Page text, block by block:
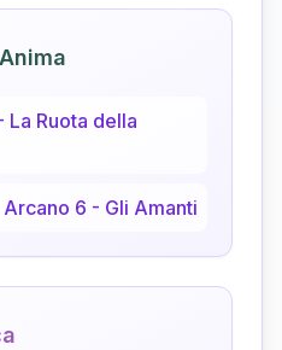
La Ruota della
Arcano 6 - Gli Amanti